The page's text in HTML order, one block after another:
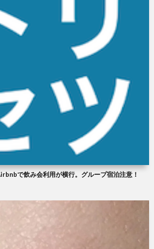
で飲み会利用が横行。グループ宿泊注意！